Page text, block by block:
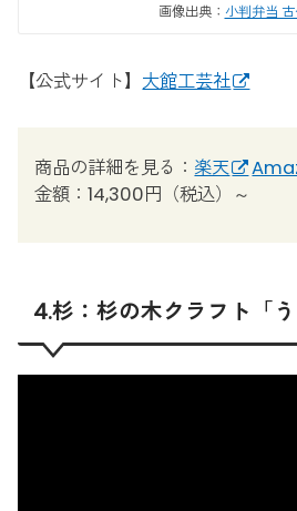
画像出典： 小判弁当
【公式サイト】大館工芸社
商品の詳細を見る： 楽天
金額：14,300円（税込）～
4.杉：杉の木クラフト「う